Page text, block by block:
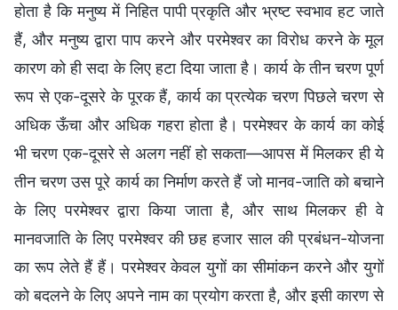
होता है कि मनुष्य में निहित पापी प्रकृति और भ्रष्ट स्वभाव हट जाते
हैं, और मनुष्य द्वारा पाप करने और परमेश्वर का विरोध करने के मूल
कारण को ही सदा के लिए हटा दिया जाता है। कार्य के तीन चरण पूर्ण
रूप से एक-दूसरे के पूरक हैं, कार्य का प्रत्येक चरण पिछले चरण से
अधिक ऊँचा और अधिक गहरा होता है। परमेश्वर के कार्य का कोई
भी चरण एक-दूसरे से अलग नहीं हो सकता—आपस में मिलकर ही ये
तीन चरण उस पूरे कार्य का निर्माण करते हैं जो मानव-जाति को बचाने
के लिए परमेश्वर द्वारा किया जाता है, और साथ मिलकर ही वे
मानवजाति के लिए परमेश्वर की छह हजार साल की प्रबंधन-योजना
का रूप लेते हैं हैं। परमेश्वर केवल युगों का सीमांकन करने और युगों
को बदलने के लिए अपने नाम का प्रयोग करता है, और इसी कारण से